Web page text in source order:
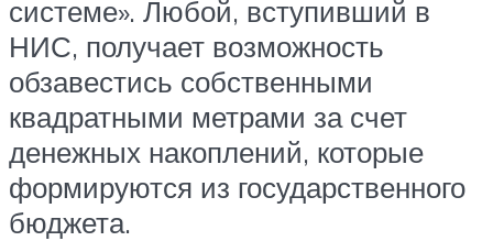
системе». Любой, вступивший в
НИС, получает возможность
обзавестись собственными
квадратными метрами за счет
денежных накоплений, которые
формируются из государственного
бюджета.